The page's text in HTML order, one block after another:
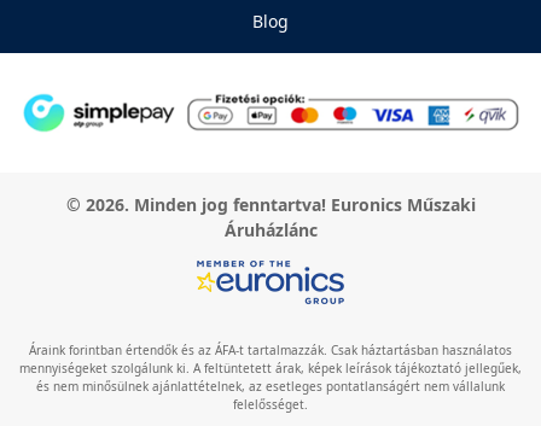
Blog
© 2026. Minden jog fenntartva! Euronics Műszaki
Áruházlánc
Áraink forintban értendők és az ÁFA-t tartalmazzák. Csak háztartásban használatos
mennyiségeket szolgálunk ki. A feltüntetett árak, képek leírások tájékoztató jellegűek,
és nem minősülnek ajánlattételnek, az esetleges pontatlanságért nem vállalunk
felelősséget.